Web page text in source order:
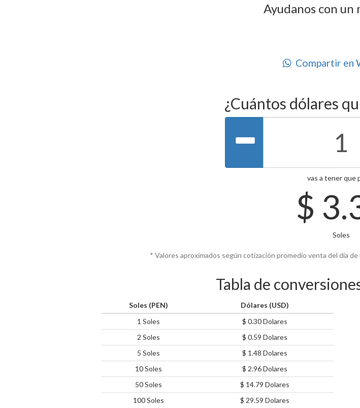
Ayudanos con un
Compartir en
¿Cuántos dólares
vas a tener que
$
Soles
* Valores aproximados según cotización promedio venta del día
Tabla de
Soles (PEN)
Dólares (USD)
1 Soles
$ 0.30 Dolares
2 Soles
$ 0.59 Dolares
5 Soles
$ 1.48 Dolares
10 Soles
$ 2.96 Dolares
50 Soles
$ 14.79 Dolares
100 Soles
$ 29.59 Dolares